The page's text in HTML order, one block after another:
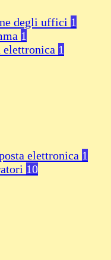
degli uffici 1
1
elettronica 1
elettronica 1
10